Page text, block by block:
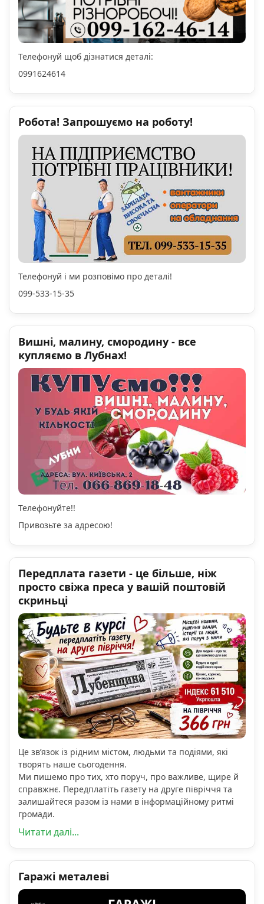
Телефонуй щоб дізнатися деталі:
0991624614
Робота! Запрошуємо на роботу!
Телефонуй і ми розповімо про деталі!
099-533-15-35
Вишні, малину, смородину - все
купляємо в Лубнах!
Телефонуйте!!
Привозьте за адресою!
Передплата газети - це більше, ніж
просто свіжа преса у вашій поштовій
скриньці
Це зв’язок із рідним містом, людьми та подіями, які
творять наше сьогодення.
Ми пишемо про тих, хто поруч, про важливе, щире й
справжнє. Передплатіть газету на друге півріччя та
залишайтеся разом із нами в інформаційному ритмі
громади.
Читати далі...
Гаражі металеві